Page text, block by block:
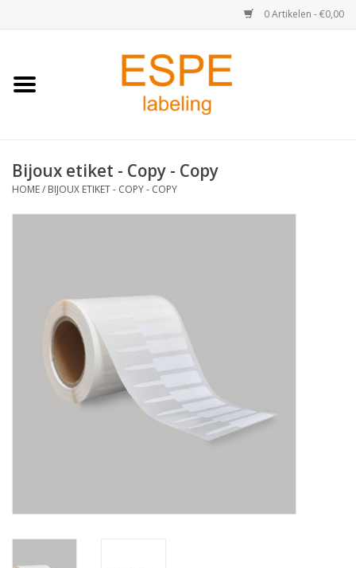
0 Artikelen - €0,00
Home
Retail
Horeca & Food
Kassa & Pinrollen
Verzend-etiketten
Bijoux etiket - Copy - Copy
HOME/ BIJOUX ETIKET - COPY - COPY